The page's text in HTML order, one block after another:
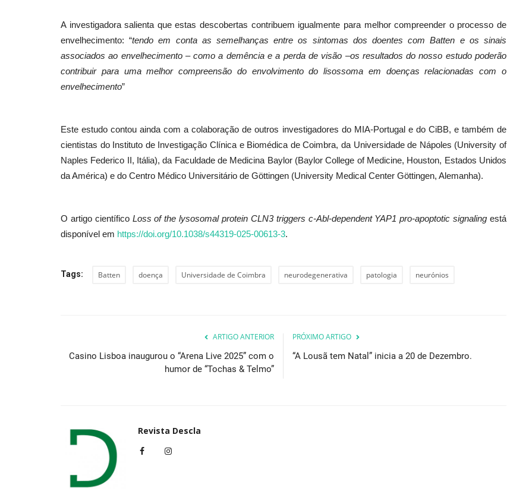
A investigadora salienta que estas descobertas contribuem igualmente para melhor compreender o processo de
envelhecimento: “tendo em conta as semelhanças entre os sintomas dos doentes com Batten e os sinais
associados ao envelhecimento – como a demência e a perda de visão –os resultados do nosso estudo poderão
contribuir para uma melhor compreensão do envolvimento do lisossoma em doenças relacionadas com o
envelhecimento”
Este estudo contou ainda com a colaboração de outros investigadores do MIA-Portugal e do CiBB, e também de
cientistas do Instituto de Investigação Clínica e Biomédica de Coimbra, da Universidade de Nápoles (University of
Naples Federico II, Itália), da Faculdade de Medicina Baylor (Baylor College of Medicine, Houston, Estados Unidos
da América) e do Centro Médico Universitário de Göttingen (University Medical Center Göttingen, Alemanha).
O artigo científico Loss of the lysosomal protein CLN3 triggers c-Abl-dependent YAP1 pro-apoptotic signaling está
disponível em https://doi.org/10.1038/s44319-025-00613-3.
Tags: Batten doença Universidade de Coimbra neurodegenerativa patologia neurónios
ARTIGO ANTERIOR
Casino Lisboa inaugurou o “Arena Live 2025” com o
humor de “Tochas & Telmo”
PRÓXIMO ARTIGO
“A Lousã tem Natal” inicia a 20 de Dezembro.
Revista Descla